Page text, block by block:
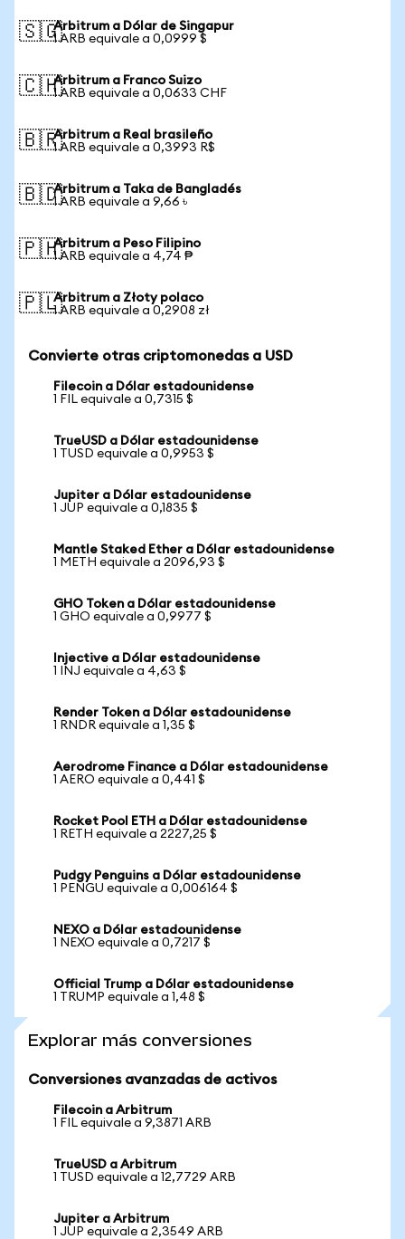
🇸🇬Arbitrum a Dólar de Singapur
1 ARB equivale a 0,0999 $
🇨🇭Arbitrum a Franco Suizo
1 ARB equivale a 0,0633 CHF
🇧🇷Arbitrum a Real brasileño
1 ARB equivale a 0,3993 R$
🇧🇩Arbitrum a Taka de Bangladés
1 ARB equivale a 9,66 ৳
🇵🇭Arbitrum a Peso Filipino
1 ARB equivale a 4,74 ₱
🇵🇱Arbitrum a Złoty polaco
1 ARB equivale a 0,2908 zł
Convierte otras criptomonedas a USD
Filecoin a Dólar estadounidense
1 FIL equivale a 0,7315 $
TrueUSD a Dólar estadounidense
1 TUSD equivale a 0,9953 $
Jupiter a Dólar estadounidense
1 JUP equivale a 0,1835 $
Mantle Staked Ether a Dólar estadounidense
1 METH equivale a 2096,93 $
GHO Token a Dólar estadounidense
1 GHO equivale a 0,9977 $
Injective a Dólar estadounidense
1 INJ equivale a 4,63 $
Render Token a Dólar estadounidense
1 RNDR equivale a 1,35 $
Aerodrome Finance a Dólar estadounidense
1 AERO equivale a 0,441 $
Rocket Pool ETH a Dólar estadounidense
1 RETH equivale a 2227,25 $
Pudgy Penguins a Dólar estadounidense
1 PENGU equivale a 0,006164 $
NEXO a Dólar estadounidense
1 NEXO equivale a 0,7217 $
Official Trump a Dólar estadounidense
1 TRUMP equivale a 1,48 $
Explorar más conversiones
Conversiones avanzadas de activos
Filecoin a Arbitrum
1 FIL equivale a 9,3871 ARB
TrueUSD a Arbitrum
1 TUSD equivale a 12,7729 ARB
Jupiter a Arbitrum
1 JUP equivale a 2,3549 ARB